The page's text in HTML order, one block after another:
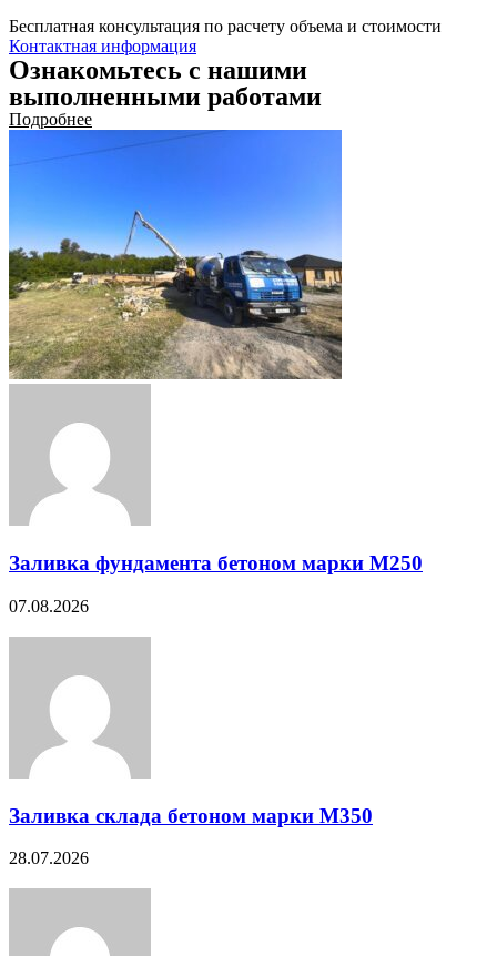
Бесплатная консультация по расчету объема и стоимости
Контактная информация
Ознакомьтесь с нашими
выполненными работами
Подробнее
Заливка фундамента бетоном марки М250
07.08.2026
Заливка склада бетоном марки М350
28.07.2026